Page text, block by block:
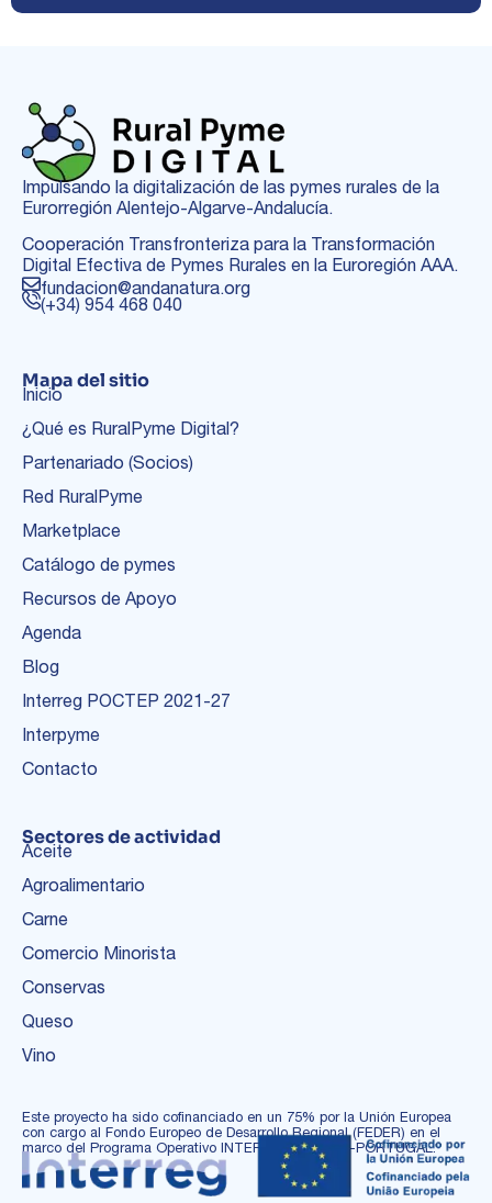
Impulsando la digitalización de las pymes rurales de la
Eurorregión Alentejo-Algarve-Andalucía.
Cooperación Transfronteriza para la Transformación
Digital Efectiva de Pymes Rurales en la Euroregión AAA.
fundacion@andanatura.org
(+34) 954 468 040
Mapa del sitio
Inicio
¿Qué es RuralPyme Digital?
Partenariado (Socios)
Red RuralPyme
Marketplace
Catálogo de pymes
Recursos de Apoyo
Agenda
Blog
Interreg POCTEP 2021-27
Interpyme
Contacto
Sectores de actividad
Aceite
Agroalimentario
Carne
Comercio Minorista
Conservas
Queso
Vino
Este proyecto ha sido cofinanciado en un 75% por la Unión Europea
con cargo al Fondo Europeo de Desarrollo Regional (FEDER) en el
marco del Programa Operativo INTERREG ESPAÑA-PORTUGAL.